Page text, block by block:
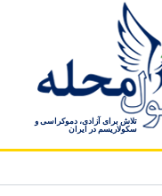
تلاش برای آزادی، دموکراسی و
سکولاریسم در ایران